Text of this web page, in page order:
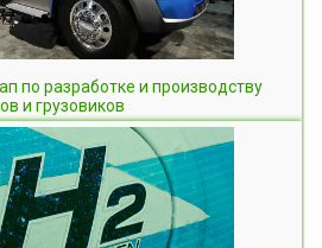
по разработке и производству
и грузовиков